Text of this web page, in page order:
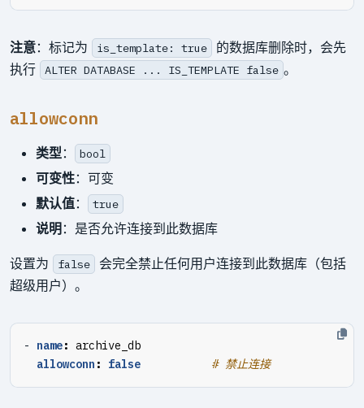
注意：标记为 is_template: true
的数据库删除时，会先
执行
ALTER DATABASE ... IS_TEMPLATE false 。
allowconn
类型 ： bool
可变性：可变
默认值： true
说明：是否允许连接到此数据库
设置为 false
会完全禁止任何用户连接到此数据库（包括
超级用户）。
- name: archive_db
allowconn : false # 禁止连接